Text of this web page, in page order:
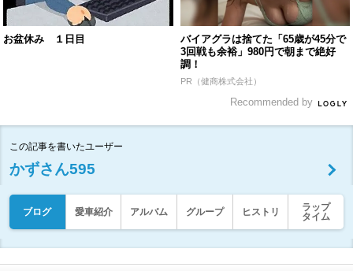
お盆休み １日目
バイアグラは捨てた「65歳が45分で
3回戦も余裕」980円で朝まで絶好
調！
PR（健商株式会社）
Recommended by
この記事を書いたユーザー
かずさん595
ブログ 愛車紹介 アルバム グループ ヒストリ
ラップ
タイム